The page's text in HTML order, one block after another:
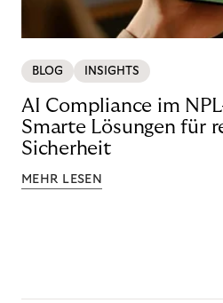
BLOG INSIGHTS
AI Compliance im
Smarte Lösungen für
Sicherheit
MEHR LESEN